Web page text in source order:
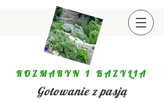
ROZMARYN I BAZYLIA
Gotowanie z pasją